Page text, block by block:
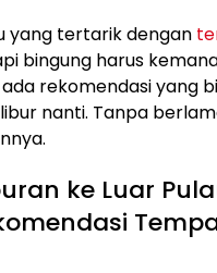
yang tertarik dengan
bingung harus
rekomendasi yang
nanti. Tanpa
ke Luar